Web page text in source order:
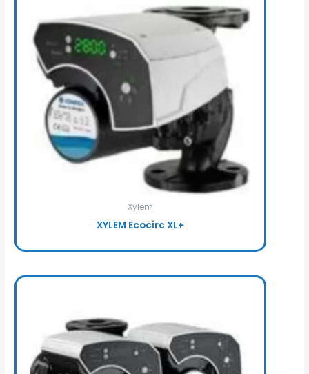
Xylem
XYLEM Ecocirc XL+